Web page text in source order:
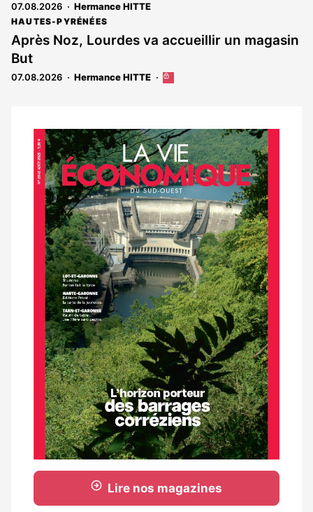
07.08.2026 Hermance HITTE
HAUTES-PYRÉNÉES
Après Noz, Lourdes va accueillir un magasin
But
07.08.2026 Hermance HITTE
Cet
aux
abonnés
Notre
dernier
magazine
Lire nos magazines